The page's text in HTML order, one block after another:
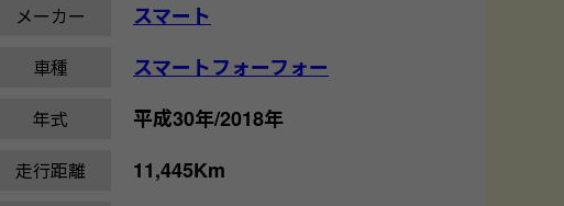
メーカー スマート
車種 スマートフォーフォー
年式 平成30年/2018年
走行距離 11,445Km